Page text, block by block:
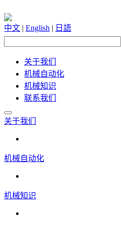
中文 | English | 日語
关于我们
机械自动化
机械知识
联系我们
关于我们
机械自动化
机械知识